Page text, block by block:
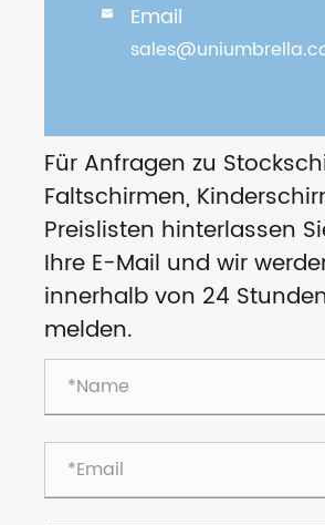
 Email
Für Anfragen zu
Faltschirmen,
Preislisten hinterlassen
Ihre E-Mail und wir
innerhalb von 24
melden.